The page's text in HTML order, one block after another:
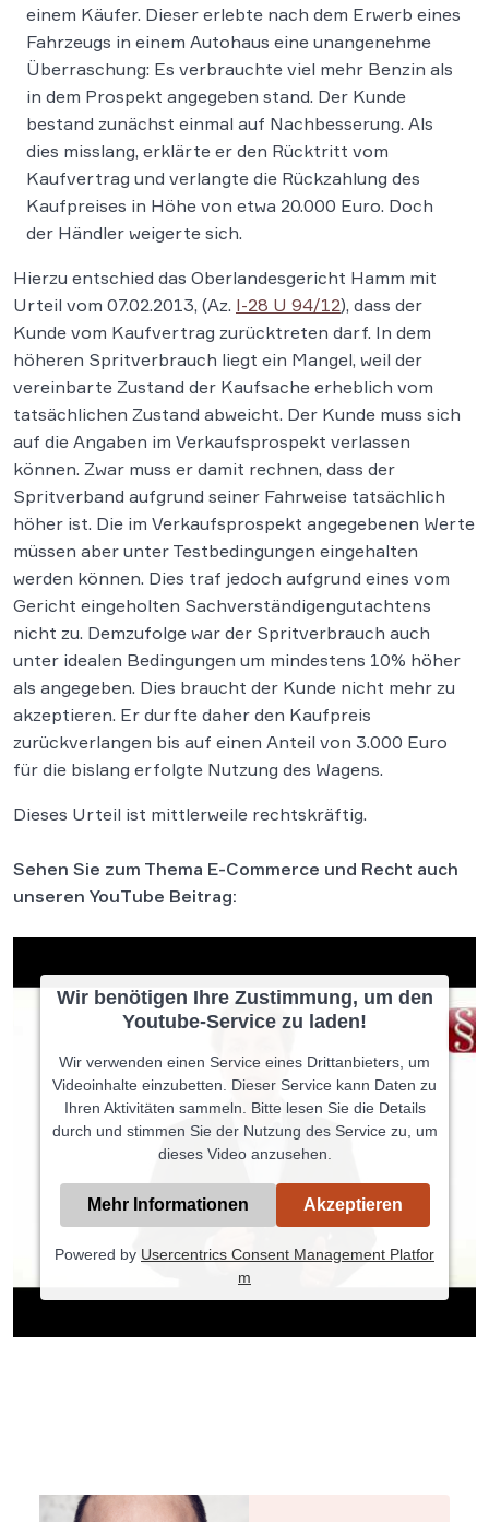
einem Käufer. Dieser erlebte nach dem Erwerb eines
Fahrzeugs in einem Autohaus eine unangenehme
Überraschung: Es verbrauchte viel mehr Benzin als
in dem Prospekt angegeben stand. Der Kunde
bestand zunächst einmal auf Nachbesserung. Als
dies misslang, erklärte er den Rücktritt vom
Kaufvertrag und verlangte die Rückzahlung des
Kaufpreises in Höhe von etwa 20.000 Euro. Doch
der Händler weigerte sich.
Hierzu entschied das Oberlandesgericht Hamm mit
Urteil vom 07.02.2013, (Az. I-28 U 94/12), dass der
Kunde vom Kaufvertrag zurücktreten darf. In dem
höheren Spritverbrauch liegt ein Mangel, weil der
vereinbarte Zustand der Kaufsache erheblich vom
tatsächlichen Zustand abweicht. Der Kunde muss sich
auf die Angaben im Verkaufsprospekt verlassen
können. Zwar muss er damit rechnen, dass der
Spritverband aufgrund seiner Fahrweise tatsächlich
höher ist. Die im Verkaufsprospekt angegebenen Werte
müssen aber unter Testbedingungen eingehalten
werden können. Dies traf jedoch aufgrund eines vom
Gericht eingeholten Sachverständigengutachtens
nicht zu. Demzufolge war der Spritverbrauch auch
unter idealen Bedingungen um mindestens 10% höher
als angegeben. Dies braucht der Kunde nicht mehr zu
akzeptieren. Er durfte daher den Kaufpreis
zurückverlangen bis auf einen Anteil von 3.000 Euro
für die bislang erfolgte Nutzung des Wagens.
Dieses Urteil ist mittlerweile rechtskräftig.
Sehen Sie zum Thema E-Commerce und Recht auch
unseren YouTube Beitrag:
Wir benötigen Ihre Zustimmung, um den
Youtube-Service zu laden!
Wir verwenden einen Service eines Drittanbieters, um
Videoinhalte einzubetten. Dieser Service kann Daten zu
Ihren Aktivitäten sammeln. Bitte lesen Sie die Details
durch und stimmen Sie der Nutzung des Service zu, um
dieses Video anzusehen.
Mehr Informationen Akzeptieren
Powered by Usercentrics Consent Management Platfor
m